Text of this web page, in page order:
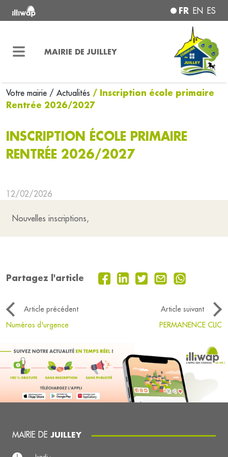
FR EN ES
MAIRIE DE JUILLEY
Votre mairie / Actualités / Inscription école primaire
Rentrée 2026/2027
INSCRIPTION ÉCOLE PRIMAIRE
RENTRÉE 2026/2027
12/02/2026
Nouvelles inscriptions,
Partagez l'article
Article précédent
Article suivant
Numéros d'urgence
PERMANENCE CLIC
MAIRIE DE JUILLEY